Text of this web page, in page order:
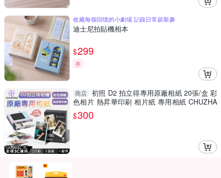
收藏每個回憶的小劇場 記錄日常超新趣
迪士尼拍貼機相本
$299
券
商店 初照 D2 拍立得專用原廠相紙 20張/盒 彩
色相片 熱昇華印刷 相片紙 專用相紙 CHUZHA
O
$300